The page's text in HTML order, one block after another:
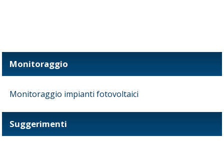
Monitoraggio
Monitoraggio impianti fotovoltaici
Suggerimenti